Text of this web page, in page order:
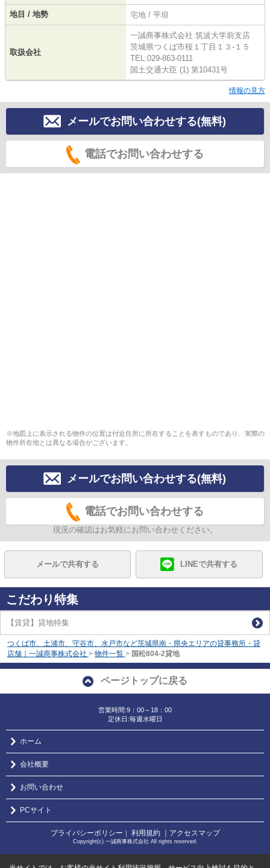
地目 / 地勢 宅地 / 平坦
取扱会社
一誠商事株式会社 筑波大学前支店
茨城県つくば市桜１丁目１３-１５
TEL:029-863-0111
国土交通大臣 (1) 第10431号
情報の見方
メールでお問い合わせする(無料)
電話でお問い合わせする
※地図上に表示される物件の位置は付近住所に所在することを表すものであり、実際の
物件所在地とは異なる場合がございます。
メールでお問い合わせする(無料)
電話でお問い合わせする
現況の確認はお気軽にお問い合わせください。
メールで共有する LINEで共有する
こだわり特集
【賃貸】貸地特集
つくば市、土浦市、守谷市、水戸市など茨城県南・県央エリアの貸事務所・貸
店舗｜一誠商事株式会社 > 物件一覧 > 国松804-2貸地
ページトップに戻る
営業時間:9：00～18：00
定休日:毎週水曜日
ホーム
会社概要
お問い合わせ
PCサイト
プライバシーポリシー 利用規約 ｜アクセスマップ
Copyright(c) 一誠商事株式会社 All rights reserved.